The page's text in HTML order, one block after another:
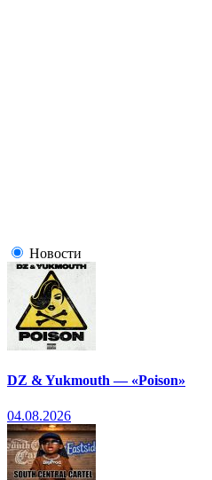
Новости
DZ & Yukmouth — «Poison»
04.08.2026